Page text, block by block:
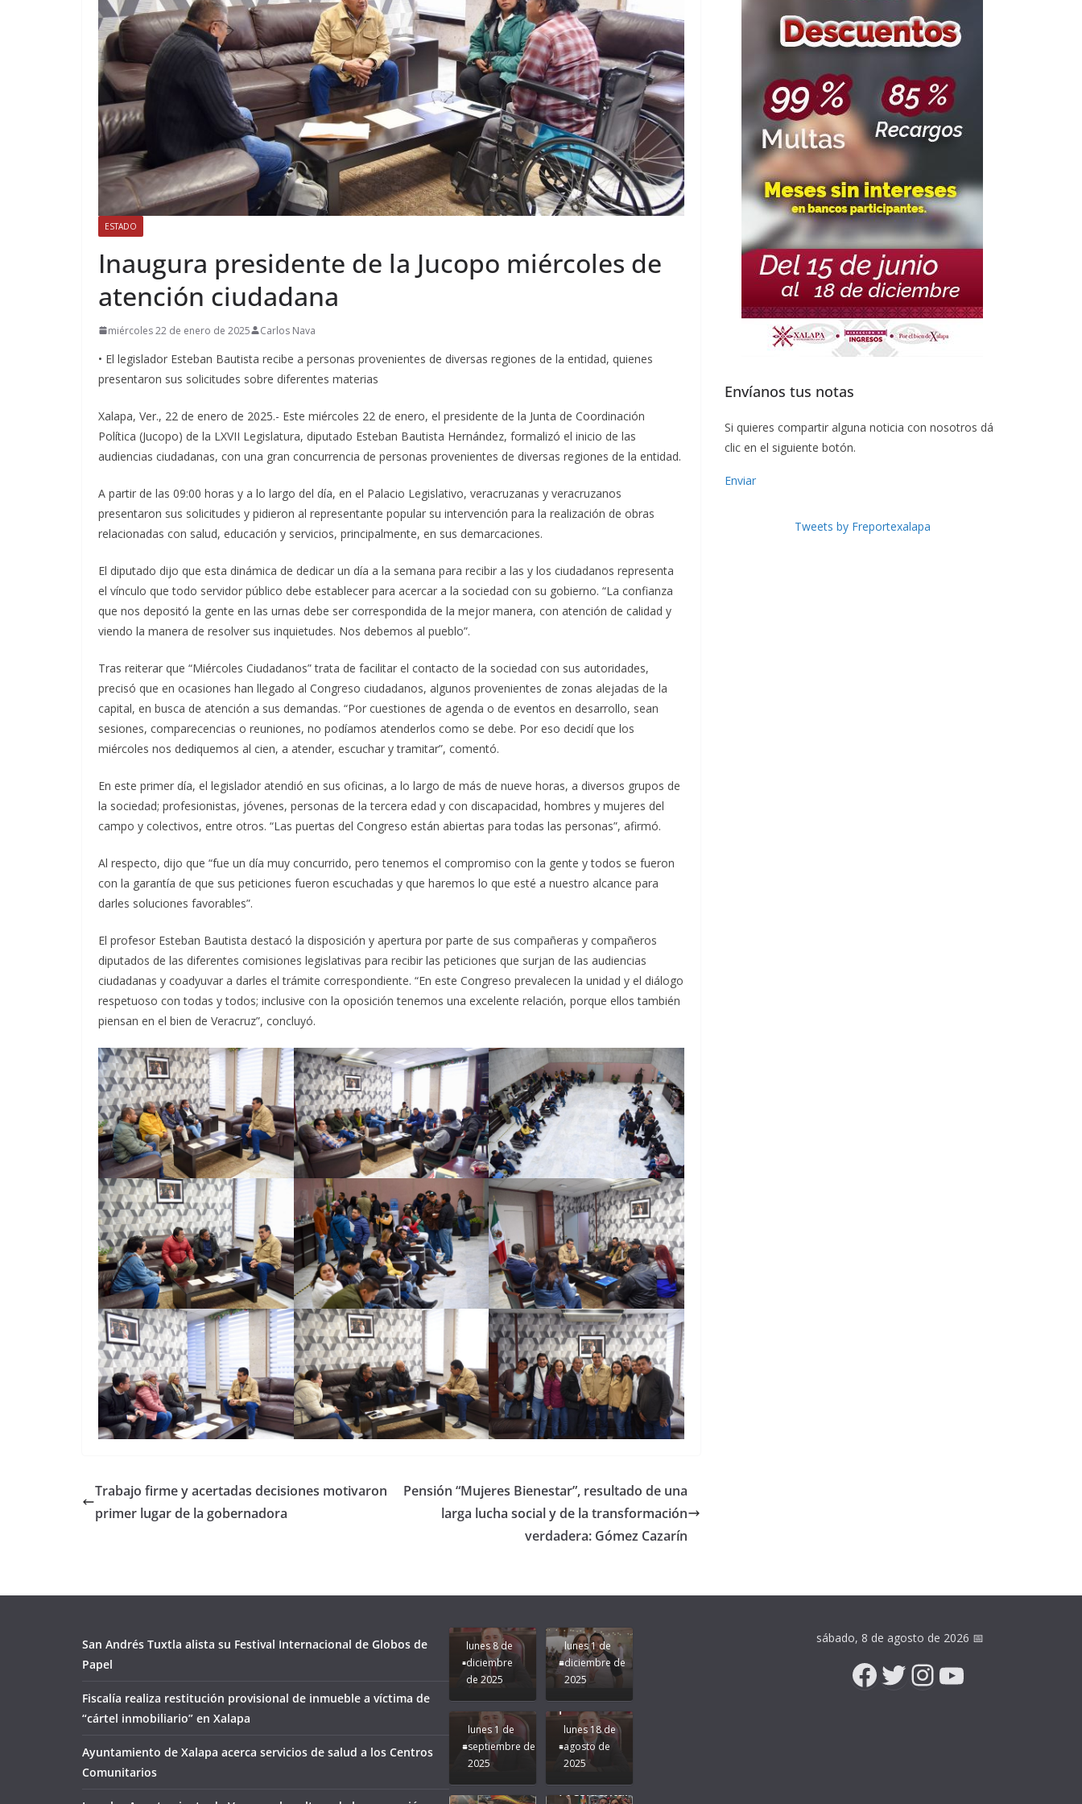
ESTADO
Inaugura presidente de la Jucopo miércoles de
atención ciudadana
miércoles 22 de enero de 2025 Carlos Nava
• El legislador Esteban Bautista recibe a personas provenientes de diversas regiones de la entidad, quienes
presentaron sus solicitudes sobre diferentes materias
Xalapa, Ver., 22 de enero de 2025.- Este miércoles 22 de enero, el presidente de la Junta de Coordinación
Política (Jucopo) de la LXVII Legislatura, diputado Esteban Bautista Hernández, formalizó el inicio de las
audiencias ciudadanas, con una gran concurrencia de personas provenientes de diversas regiones de la entidad.
A partir de las 09:00 horas y a lo largo del día, en el Palacio Legislativo, veracruzanas y veracruzanos
presentaron sus solicitudes y pidieron al representante popular su intervención para la realización de obras
relacionadas con salud, educación y servicios, principalmente, en sus demarcaciones.
El diputado dijo que esta dinámica de dedicar un día a la semana para recibir a las y los ciudadanos representa
el vínculo que todo servidor público debe establecer para acercar a la sociedad con su gobierno. “La confianza
que nos depositó la gente en las urnas debe ser correspondida de la mejor manera, con atención de calidad y
viendo la manera de resolver sus inquietudes. Nos debemos al pueblo”.
Tras reiterar que “Miércoles Ciudadanos” trata de facilitar el contacto de la sociedad con sus autoridades,
precisó que en ocasiones han llegado al Congreso ciudadanos, algunos provenientes de zonas alejadas de la
capital, en busca de atención a sus demandas. “Por cuestiones de agenda o de eventos en desarrollo, sean
sesiones, comparecencias o reuniones, no podíamos atenderlos como se debe. Por eso decidí que los
miércoles nos dediquemos al cien, a atender, escuchar y tramitar”, comentó.
En este primer día, el legislador atendió en sus oficinas, a lo largo de más de nueve horas, a diversos grupos de
la sociedad; profesionistas, jóvenes, personas de la tercera edad y con discapacidad, hombres y mujeres del
campo y colectivos, entre otros. “Las puertas del Congreso están abiertas para todas las personas”, afirmó.
Al respecto, dijo que “fue un día muy concurrido, pero tenemos el compromiso con la gente y todos se fueron
con la garantía de que sus peticiones fueron escuchadas y que haremos lo que esté a nuestro alcance para
darles soluciones favorables”.
El profesor Esteban Bautista destacó la disposición y apertura por parte de sus compañeras y compañeros
diputados de las diferentes comisiones legislativas para recibir las peticiones que surjan de las audiencias
ciudadanas y coadyuvar a darles el trámite correspondiente. “En este Congreso prevalecen la unidad y el diálogo
respetuoso con todas y todos; inclusive con la oposición tenemos una excelente relación, porque ellos también
piensan en el bien de Veracruz”, concluyó.
Trabajo firme y acertadas decisiones motivaron
primer lugar de la gobernadora
Pensión “Mujeres Bienestar”, resultado de una
larga lucha social y de la transformación
verdadera: Gómez Cazarín
Envíanos tus notas
Si quieres compartir alguna noticia con nosotros dá
clic en el siguiente botón.
Enviar
Tweets by Freportexalapa
San Andrés Tuxtla alista su Festival Internacional de Globos de
Papel
Fiscalía realiza restitución provisional de inmueble a víctima de
“cártel inmobiliario” en Xalapa
Ayuntamiento de Xalapa acerca servicios de salud a los Centros
Comunitarios
lunes 8 de
diciembre
de 2025
lunes 1 de
diciembre de
2025
Apoyo y
Seguimos la
Ruta que
Marca
Nuestra
Rocío Nahle.
lunes 1 de
septiembre de
2025
Pongamos
de moda;
San
Andrés
Tuxtla
presente.
lunes 18 de
agosto de
2025
Difamación
Presidenta!
sábado, 8 de agosto de 2026 📅
Facebook
Twitter
Instagram
YouTube